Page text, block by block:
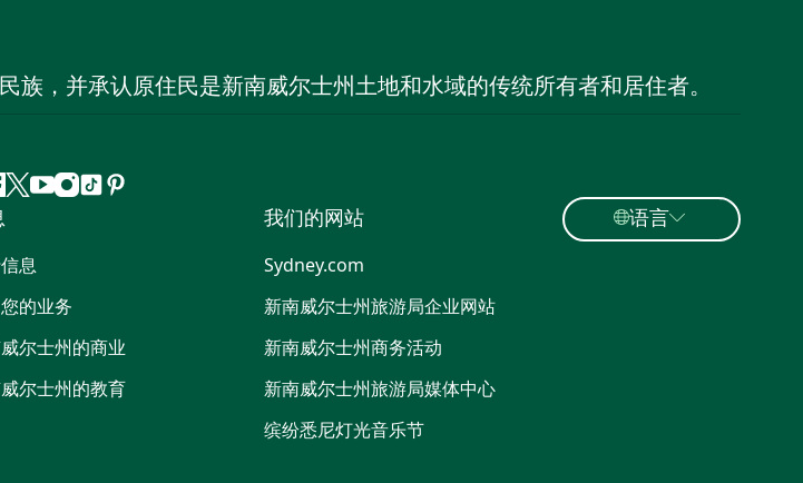
，并承认原住民是新南威尔士州土地和水域的传统所有者和居住者。
叽
喳
喳
YouTube
Instagram
抖 Pinterest
息
的业务
尔士州的商业
尔士州的教育
我们的网站
Sydney.com
新南威尔士州旅游局企业网站
新南威尔士州商务活动
新南威尔士州旅游局媒体中心
缤纷悉尼灯光音乐节
语言